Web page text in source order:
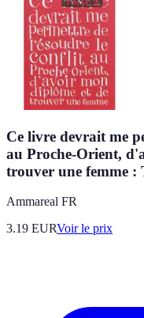
Ce livre devrait me
au Proche-Orient,
trouver une femme :
Ammareal FR
3.19 EURVoir le prix